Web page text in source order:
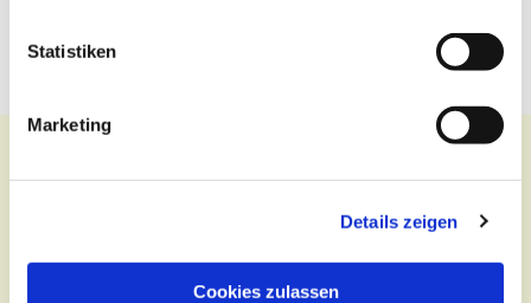
Statistiken
Marketing
Details zeigen
Cookies zulassen